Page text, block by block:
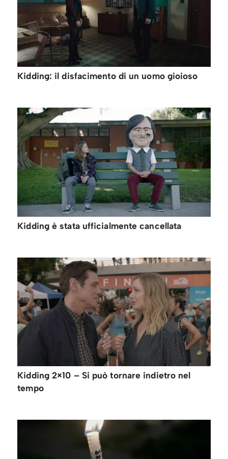
Kidding: il disfacimento di un uomo gioioso
Kidding è stata ufficialmente cancellata
Kidding 2×10 – Si può tornare indietro nel
tempo